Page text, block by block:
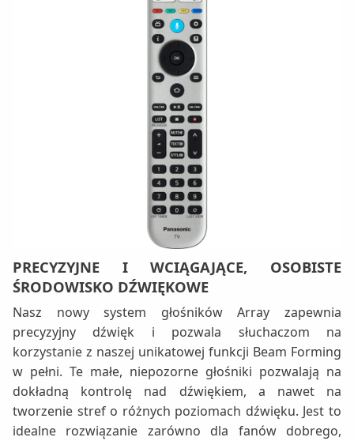
PRECYZYJNE I WCIĄGAJĄCE, OSOBISTE
ŚRODOWISKO DŹWIĘKOWE
Nasz nowy system głośników Array zapewnia
precyzyjny dźwięk i pozwala słuchaczom na
korzystanie z naszej unikatowej funkcji Beam Forming
w pełni. Te małe, niepozorne głośniki pozwalają na
dokładną kontrolę nad dźwiękiem, a nawet na
tworzenie stref o różnych poziomach dźwięku. Jest to
idealne rozwiązanie zarówno dla fanów dobrego,